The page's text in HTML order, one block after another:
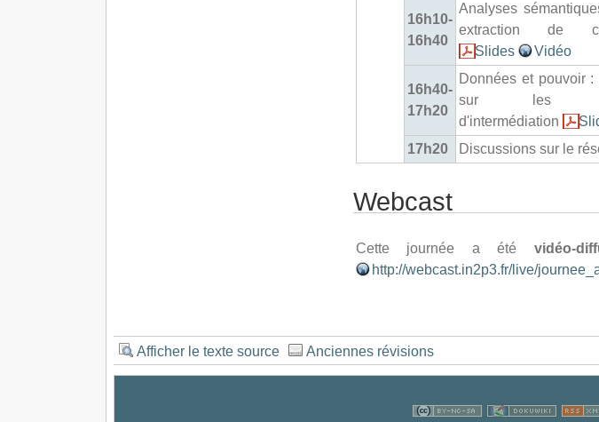
16h10-
16h40
Analyses
extraction de
Slides
Vidéo
16h40-
17h20
Données et pouvoir :
sur les
d'intermédiation
17h20 Discussions sur le
Webcast
Cette journée a été vidéo-
http://webcast.in2p3.fr/live/
Afficher le texte source Anciennes révisions